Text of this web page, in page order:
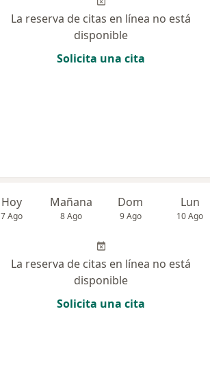
La reserva de citas en línea no está
disponible
Solicita una cita
Hoy
7 Ago
Mañana
8 Ago
Dom
9 Ago
Lun
10 Ago
La reserva de citas en línea no está
disponible
Solicita una cita